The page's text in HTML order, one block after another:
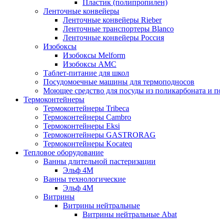
Пластик (полипропилен)
Ленточные конвейеры
Ленточные конвейеры Rieber
Ленточные транспортеры Blanco
Ленточные конвейеры Россия
Изобоксы
Изобоксы Melform
Изобоксы AMC
Таблет-питание для школ
Посудомоечные машины для термоподносов
Моющее средство для посуды из поликарбоната и
Термоконтейнеры
Термоконтейнеры Tribeca
Термоконтейнеры Cambro
Термоконтейнеры Eksi
Термоконтейнеры GASTRORAG
Термоконтейнеры Kocateq
Тепловое оборудование
Ванны длительной пастеризации
Эльф 4М
Ванны технологические
Эльф 4М
Витрины
Витрины нейтральные
Витрины нейтральные Abat